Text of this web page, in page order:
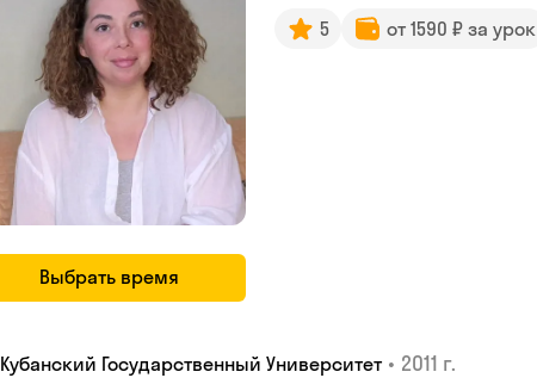
Выбрать время
5 от 1590 ₽ за урок
Кубанский Государственный Университет • 2011 г.